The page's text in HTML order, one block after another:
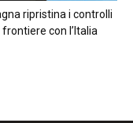
ripristina i controlli
frontiere con l’Italia